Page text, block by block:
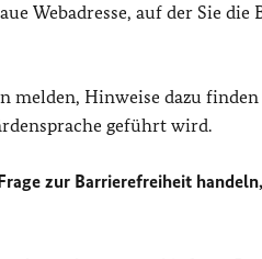
Webadresse, auf der Sie die
melden, Hinweise dazu finden
geführt wird.
zur Barrierefreiheit